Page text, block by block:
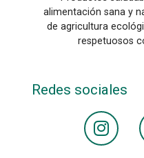
alimentación sana y
de agricultura
respetuosos
Redes sociales